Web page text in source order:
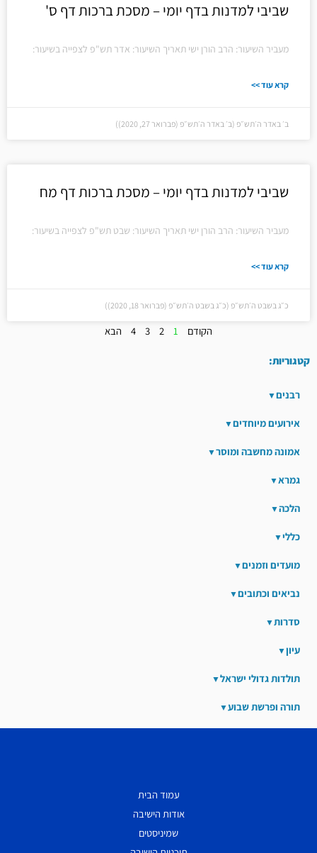
שביבי למדנות בדף יומי – מסכת ברכות דף ס'
מעביר השיעור: הרב הורן ישי תאריך השיעור: אדר תש"פ לצפייה בשיעור:
קרא עוד >>
ב׳ באדר ה׳תש״פ (ב׳ באדר ה׳תש״פ (פברואר 27, 2020))
שביבי למדנות בדף יומי – מסכת ברכות דף מח
מעביר השיעור: הרב הורן ישי תאריך השיעור: שבט תש"פ לצפייה בשיעור:
קרא עוד >>
כ״ג בשבט ה׳תש״פ (כ״ג בשבט ה׳תש״פ (פברואר 18, 2020))
הקודם 1
2
3
4 הבא
קטגוריות:
רבנים
אירועים מיוחדים
אמונה מחשבה ומוסר
גמרא
הלכה
כללי
מועדים וזמנים
נביאים וכתובים
סדרות
עיון
תולדות גדולי ישראל
תורה ופרשת שבוע
עמוד הבית
אודות הישיבה
שמיניסטים